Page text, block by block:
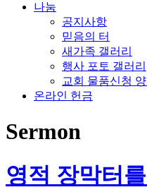
나눔
공지사항
믿음의 터
새가족 갤러리
행사 포토 갤러리
교회 물품신청
온라인 헌금
Sermon
영적 장막터